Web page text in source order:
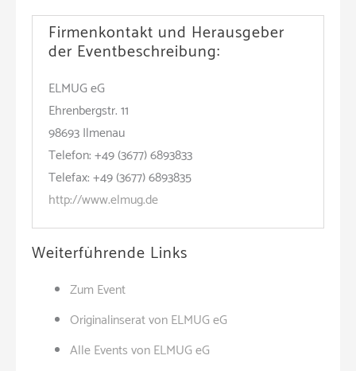
Firmenkontakt und Herausgeber
der Eventbeschreibung:
ELMUG eG
Ehrenbergstr. 11
98693 Ilmenau
Telefon: +49 (3677) 6893833
Telefax: +49 (3677) 6893835
http://www.elmug.de
Weiterführende Links
Zum Event
Originalinserat von ELMUG eG
Alle Events von ELMUG eG